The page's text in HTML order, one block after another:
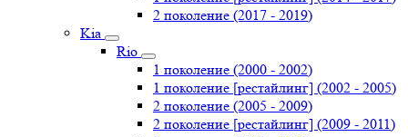
2 поколение (2017 - 2019)
Kia
Rio
1 поколение (2000 - 2002)
1 поколение [рестайлинг] (2002 - 2005)
2 поколение (2005 - 2009)
2 поколение [рестайлинг] (2009 - 2011)